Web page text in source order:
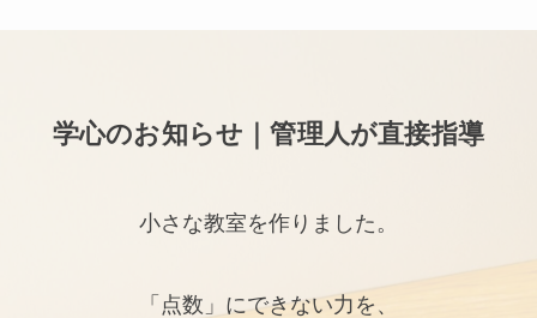
学心のお知らせ｜管理人が直接指導
小さな教室を作りました。
「点数」にできない力を、